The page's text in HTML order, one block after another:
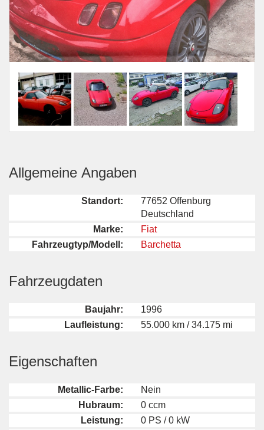
Allgemeine Angaben
Standort:
77652 Offenburg
Deutschland
Marke:
Fiat
Fahrzeugtyp/Modell:
Barchetta
Fahrzeugdaten
Baujahr:
1996
Laufleistung:
55.000 km / 34.175 mi
Eigenschaften
Metallic-Farbe:
Nein
Hubraum:
0 ccm
Leistung:
0 PS / 0 kW